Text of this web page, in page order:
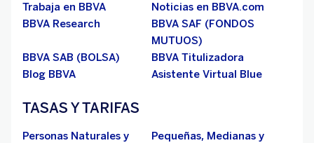
Trabaja en BBVA
Noticias en BBVA.com
BBVA Research
BBVA SAF (FONDOS
MUTUOS)
BBVA SAB (BOLSA)
BBVA Titulizadora
Blog BBVA
Asistente Virtual Blue
TASAS Y TARIFAS
Personas Naturales y
Pequeñas, Medianas y